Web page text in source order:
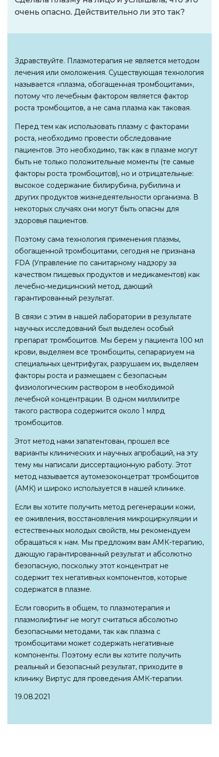
очень опасно. Действительно ли это так?
Здравствуйте. Плазмотерапия не является методом
лечения или омоложения. Существующая технология
называется «плазма, обогащенная тромбоцитами»,
потому что лечебным фактором является фактор
роста тромбоцитов, а не сама плазма как таковая.
Перед тем как использовать плазму с факторами
роста, необходимо провести обследование
пациентов. Это необходимо, так как в плазме могут
быть не только положительные моменты (те самые
факторы роста тромбоцитов), но и отрицательные:
высокое содержание билирубина, рубилина и
других продуктов жизнедеятельности организма. В
некоторых случаях они могут быть опасны для
здоровья пациентов.
Поэтому сама технология применения плазмы,
обогащенной тромбоцитами, сегодня не признана
FDA (Управление по санитарному надзору за
качеством пищевых продуктов и медикаментов) как
лечебно-медицинский метод, дающий
гарантированный результат.
В связи с этим в нашей лаборатории в результате
научных исследований был выделен особый
препарат тромбоцитов. Мы берем у пациента 100 мл
крови, выделяем все тромбоциты, сепарариуем на
специальных центрифугах, разрушаем их, выделяем
факторы роста и размещаем с безопасным
физиологическим раствором в необходимой
лечебной концентрации. В одном миллилитре
такого раствора содержится около 1 млрд
тромбоцитов.
Этот метод нами запатентован, прошел все
варианты клинических и научных апробаций, на эту
тему мы написали диссертационную работу. Этот
метод называется аутомезоконцетрат тромбоцитов
(АМК) и широко используется в нашей клинике.
Если вы хотите получить метод регенерации кожи,
ее оживления, восстановления микроциркуляции и
естественных молодых свойств, мы рекомендуем
обращаться к нам. Мы предложим вам АМК-терапию,
дающую гарантированный результат и абсолютно
безопасную, поскольку этот концентрат не
содержит тех негативных компонентов, которые
содержатся в плазме.
Если говорить в общем, то плазмотерапия и
плазмолифтинг не могут считаться абсолютно
безопасными методами, так как плазма с
тромбоцитами может содержать негативные
компоненты. Поэтому если вы хотите получить
реальный и безопасный результат, приходите в
клинику Виртус для проведения АМК-терапии.
19.08.2021